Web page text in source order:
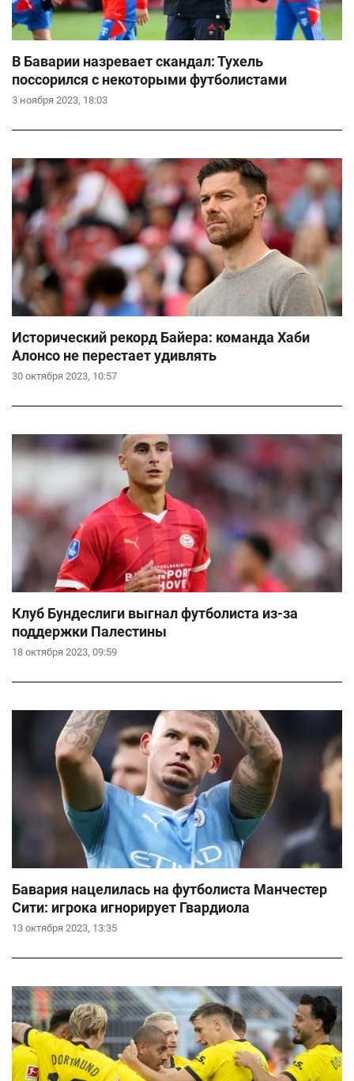
3 ноября 2023, 18:03
В Баварии назревает скандал: Тухель
поссорился с некоторыми футболистами
30 октября 2023, 10:57
Исторический рекорд Байера: команда Хаби
Алонсо не перестает удивлять
18 октября 2023, 09:59
Клуб Бундеслиги выгнал футболиста из-за
поддержки Палестины
13 октября 2023, 13:35
Бавария нацелилась на футболиста Манчестер
Сити: игрока игнорирует Гвардиола